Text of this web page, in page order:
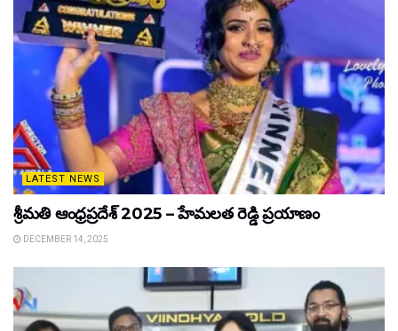
LATEST NEWS
శ్రీమతి ఆంధ్రప్రదేశ్ 2025 – హేమలత రెడ్డి ప్రయాణం
DECEMBER 14, 2025